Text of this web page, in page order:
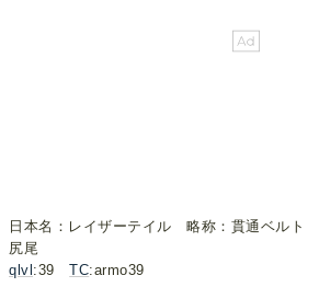
日本名：レイザーテイル 略称：貫通ベルト
尻尾
qlvl:39TC:armo39